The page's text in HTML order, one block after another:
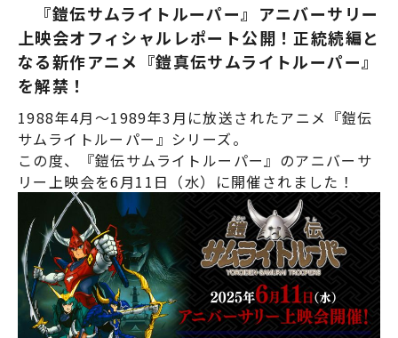
『鎧伝サムライトルーパー』アニバーサリー
上映会オフィシャルレポート公開！正統続編と
なる新作アニメ『鎧真伝サムライトルーパー』
を解禁！
1988年4月～1989年3月に放送されたアニメ『鎧伝
サムライトルーパー』シリーズ。
この度、『鎧伝サムライトルーパー』のアニバーサ
リー上映会を6月11日（水）に開催されました！